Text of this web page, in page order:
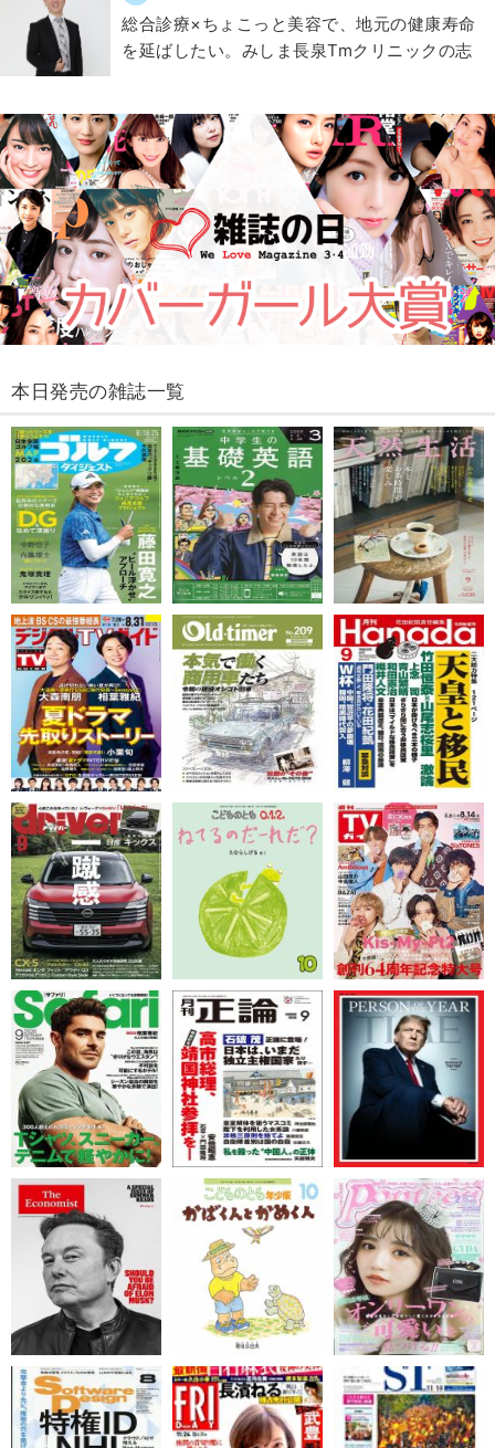
総合診療×ちょこっと美容で、地元の健康寿命
を延ばしたい。みしま長泉Tmクリニックの志
本日発売の雑誌一覧